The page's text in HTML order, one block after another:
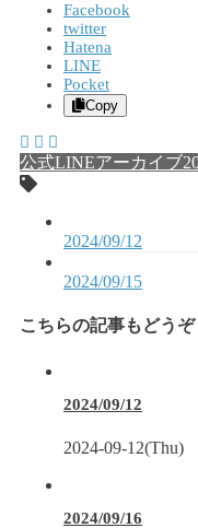
Facebook
twitter
Hatena
LINE
Pocket
Copy
公式LINEアーカイブ
2024/09/12
2024/09/15
こちらの記事もどうぞ
2024/09/12
2024-09-12(Thu)
2024/09/16